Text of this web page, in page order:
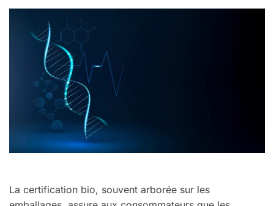
La certification bio, souvent arborée sur les